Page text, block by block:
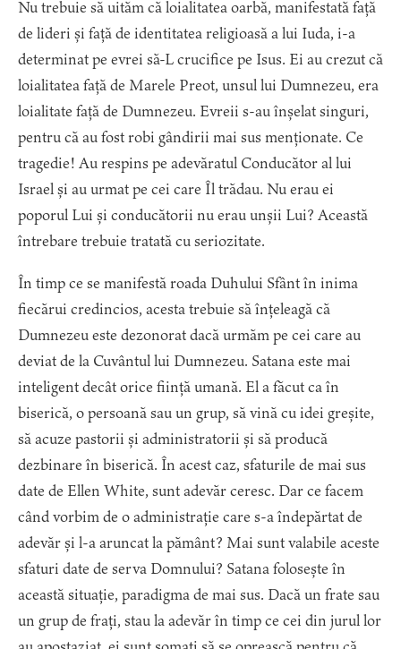
Nu trebuie să uităm că loialitatea oarbă, manifestată față
de lideri și față de identitatea religioasă a lui Iuda, i-a
determinat pe evrei să-L crucifice pe Isus. Ei au crezut că
loialitatea față de Marele Preot, unsul lui Dumnezeu, era
loialitate față de Dumnezeu. Evreii s-au înșelat singuri,
pentru că au fost robi gândirii mai sus menționate. Ce
tragedie! Au respins pe adevăratul Conducător al lui
Israel și au urmat pe cei care Îl trădau. Nu erau ei
poporul Lui și conducătorii nu erau unșii Lui? Această
întrebare trebuie tratată cu seriozitate.
În timp ce se manifestă roada Duhului Sfânt în inima
fiecărui credincios, acesta trebuie să înțeleagă că
Dumnezeu este dezonorat dacă urmăm pe cei care au
deviat de la Cuvântul lui Dumnezeu. Satana este mai
inteligent decât orice ființă umană. El a făcut ca în
biserică, o persoană sau un grup, să vină cu idei greșite,
să acuze pastorii și administratorii și să producă
dezbinare în biserică. În acest caz, sfaturile de mai sus
date de Ellen White, sunt adevăr ceresc. Dar ce facem
când vorbim de o administrație care s-a îndepărtat de
adevăr și l-a aruncat la pământ? Mai sunt valabile aceste
sfaturi date de serva Domnului? Satana folosește în
această situație, paradigma de mai sus. Dacă un frate sau
un grup de frați, stau la adevăr în timp ce cei din jurul lor